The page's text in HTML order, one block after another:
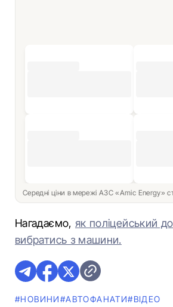
Середні ціни в мережі АЗС «Amic Energy»
Нагадаємо, як поліцейський
вибратись з машини.
#НОВИНИ#АВТОФАНАТИ#ВІДЕО